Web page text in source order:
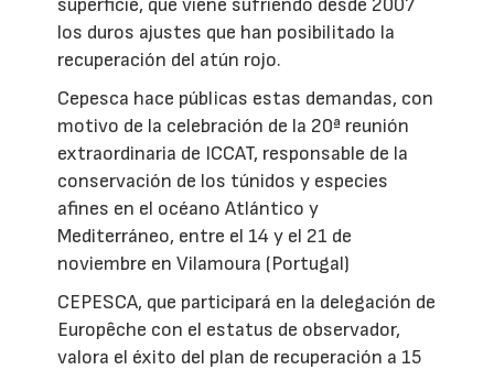
los duros ajustes que han posibilitado la
recuperación del atún rojo.
Cepesca hace públicas estas demandas, con
motivo de la celebración de la 20ª reunión
extraordinaria de ICCAT, responsable de la
conservación de los túnidos y especies
afines en el océano Atlántico y
Mediterráneo, entre el 14 y el 21 de
noviembre en Vilamoura (Portugal)
CEPESCA, que participará en la delegación de
Europêche con el estatus de observador,
valora el éxito del plan de recuperación a 15